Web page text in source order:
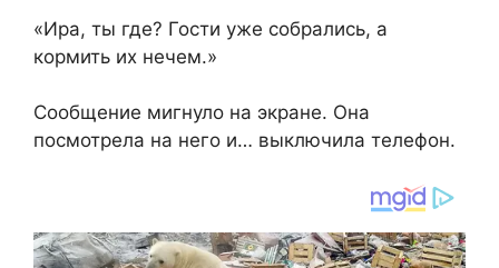
«Ира, ты где? Гости уже собрались, а
кормить их нечем.»
Сообщение мигнуло на экране. Она
посмотрела на него и… выключила телефон.